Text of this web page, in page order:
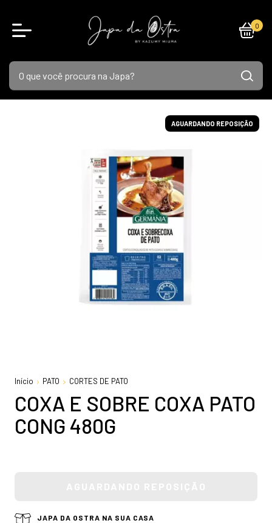
0
AGUARDANDO REPOSIÇÃO
Início PATO CORTES DE PATO
COXA E SOBRE COXA PATO
CONG 480G
JAPA DA OSTRA NA SUA CASA